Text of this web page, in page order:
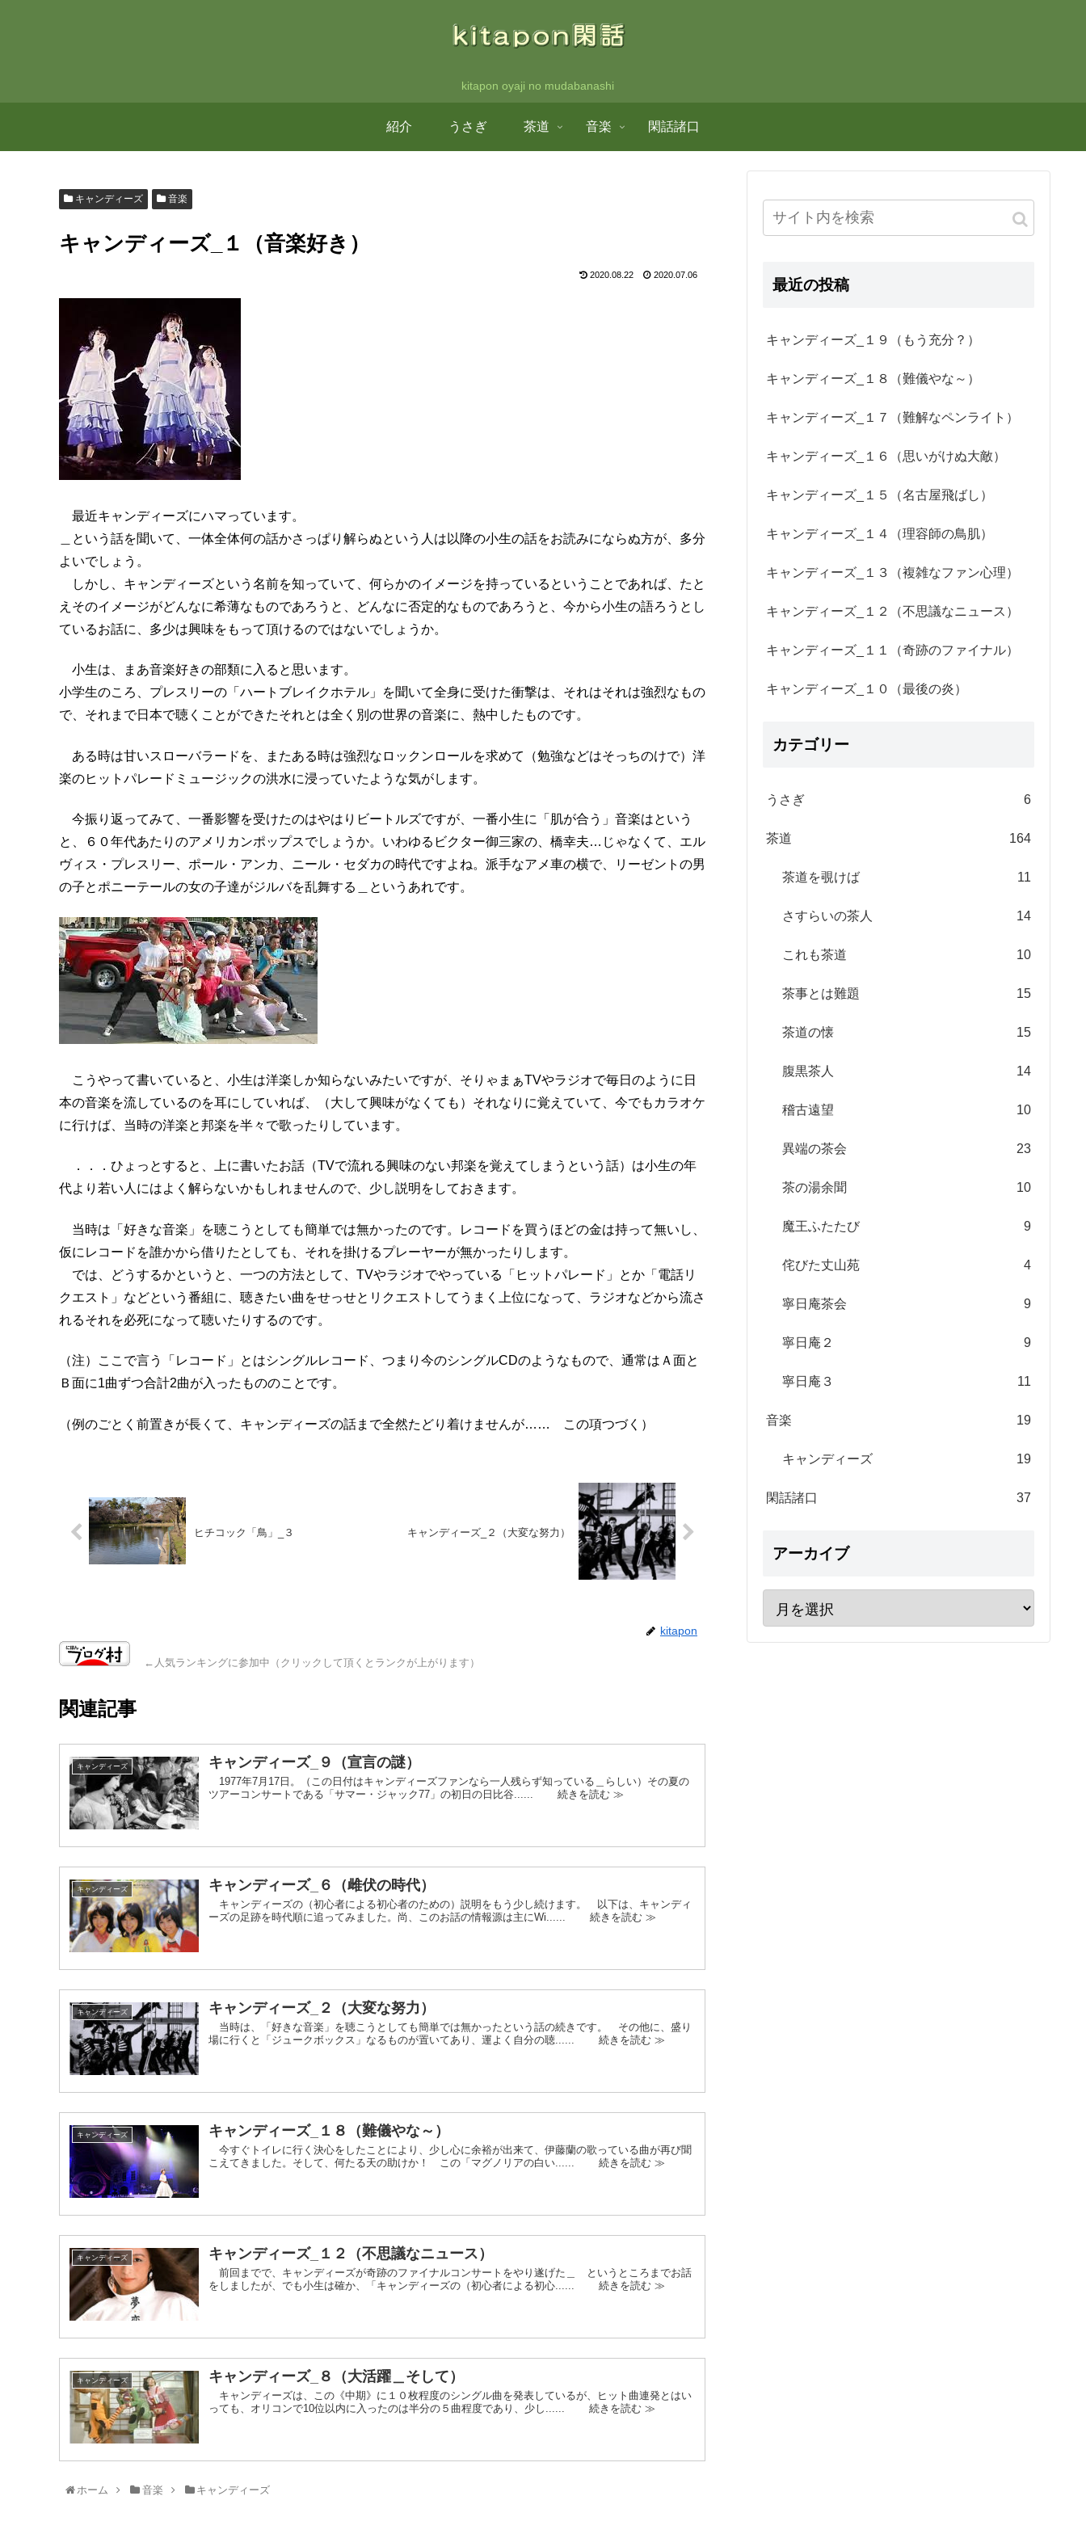
kitapon oyaji no mudabanashi
紹介 うさぎ 茶道 音楽 閑話諸口
キャンディーズ 音楽
キャンディーズ_１（音楽好き）
2020.08.22 2020.07.06
最近キャンディーズにハマっています。
＿という話を聞いて、一体全体何の話かさっぱり解らぬという人は以降の小生の話をお読みにならぬ方が、多分
よいでしょう。
しかし、キャンディーズという名前を知っていて、何らかのイメージを持っているということであれば、たと
えそのイメージがどんなに希薄なものであろうと、どんなに否定的なものであろうと、今から小生の語ろうとし
ているお話に、多少は興味をもって頂けるのではないでしょうか。
小生は、まあ音楽好きの部類に入ると思います。
小学生のころ、プレスリーの「ハートブレイクホテル」を聞いて全身に受けた衝撃は、それはそれは強烈なもの
で、それまで日本で聴くことができたそれとは全く別の世界の音楽に、熱中したものです。
ある時は甘いスローバラードを、またある時は強烈なロックンロールを求めて（勉強などはそっちのけで）洋
楽のヒットパレードミュージックの洪水に浸っていたような気がします。
今振り返ってみて、一番影響を受けたのはやはりビートルズですが、一番小生に「肌が合う」音楽はという
と、６０年代あたりのアメリカンポップスでしょうか。いわゆるビクター御三家の、橋幸夫…じゃなくて、エル
ヴィス・プレスリー、ポール・アンカ、ニール・セダカの時代ですよね。派手なアメ車の横で、リーゼントの男
の子とポニーテールの女の子達がジルバを乱舞する＿というあれです。
こうやって書いていると、小生は洋楽しか知らないみたいですが、そりゃまぁTVやラジオで毎日のように日
本の音楽を流しているのを耳にしていれば、（大して興味がなくても）それなりに覚えていて、今でもカラオケ
に行けば、当時の洋楽と邦楽を半々で歌ったりしています。
．．．ひょっとすると、上に書いたお話（TVで流れる興味のない邦楽を覚えてしまうという話）は小生の年
代より若い人にはよく解らないかもしれませんので、少し説明をしておきます。
当時は「好きな音楽」を聴こうとしても簡単では無かったのです。レコードを買うほどの金は持って無いし、
仮にレコードを誰かから借りたとしても、それを掛けるプレーヤーが無かったりします。
では、どうするかというと、一つの方法として、TVやラジオでやっている「ヒットパレード」とか「電話リ
クエスト」などという番組に、聴きたい曲をせっせとリクエストしてうまく上位になって、ラジオなどから流さ
れるそれを必死になって聴いたりするのです。
（注）ここで言う「レコード」とはシングルレコード、つまり今のシングルCDのようなもので、通常はＡ面と
Ｂ面に1曲ずつ合計2曲が入ったもののことです。
（例のごとく前置きが長くて、キャンディーズの話まで全然たどり着けませんが…… この項つづく）
ヒチコック「鳥」_３ キャンディーズ_２（大変な努力）
kitapon
←人気ランキングに参加中（クリックして頂くとランクが上がります）
関連記事
キャンディーズ キャンディーズ_９（宣言の謎）
1977年7月17日。（この日付はキャンディーズファンなら一人残らず知っている＿らしい）その夏の
ツアーコンサートである「サマー・ジャック77」の初日の日比谷...... 続きを読む ≫
キャンディーズ キャンディーズ_６（雌伏の時代）
キャンディーズの（初心者による初心者のための）説明をもう少し続けます。 以下は、キャンディ
ーズの足跡を時代順に追ってみました。尚、このお話の情報源は主にWi...... 続きを読む ≫
キャンディーズ キャンディーズ_２（大変な努力）
当時は、「好きな音楽」を聴こうとしても簡単では無かったという話の続きです。 その他に、盛り
場に行くと「ジュークボックス」なるものが置いてあり、運よく自分の聴...... 続きを読む ≫
キャンディーズ キャンディーズ_１８（難儀やな～）
今すぐトイレに行く決心をしたことにより、少し心に余裕が出来て、伊藤蘭の歌っている曲が再び聞
こえてきました。そして、何たる天の助けか！ この「マグノリアの白い...... 続きを読む ≫
キャンディーズ キャンディーズ_１２（不思議なニュース）
前回までで、キャンディーズが奇跡のファイナルコンサートをやり遂げた＿ というところまでお話
をしましたが、でも小生は確か、「キャンディーズの（初心者による初心...... 続きを読む ≫
キャンディーズ キャンディーズ_８（大活躍＿そして）
キャンディーズは、この《中期》に１０枚程度のシングル曲を発表しているが、ヒット曲連発とはい
っても、オリコンで10位以内に入ったのは半分の５曲程度であり、少し...... 続きを読む ≫
ホーム 音楽 キャンディーズ
最近の投稿
キャンディーズ_１９（もう充分？）
キャンディーズ_１８（難儀やな～）
キャンディーズ_１７（難解なペンライト）
キャンディーズ_１６（思いがけぬ大敵）
キャンディーズ_１５（名古屋飛ばし）
キャンディーズ_１４（理容師の鳥肌）
キャンディーズ_１３（複雑なファン心理）
キャンディーズ_１２（不思議なニュース）
キャンディーズ_１１（奇跡のファイナル）
キャンディーズ_１０（最後の炎）
カテゴリー
うさぎ 6
茶道 164
茶道を覗けば 11
さすらいの茶人 14
これも茶道 10
茶事とは難題 15
茶道の懐 15
腹黒茶人 14
稽古遠望 10
異端の茶会 23
茶の湯余聞 10
魔王ふたたび 9
侘びた丈山苑 4
寧日庵茶会 9
寧日庵２ 9
寧日庵３ 11
音楽 19
キャンディーズ 19
閑話諸口 37
アーカイブ